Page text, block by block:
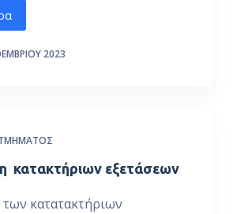
2023
κατακτήριων εξετάσεων
κατατακτήριων